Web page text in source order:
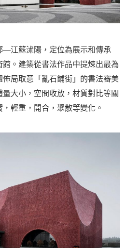
—江蘇沭陽，定位為展示和傳承
館。建築從書法作品中提煉出最為
局取意「亂石鋪街」的書法審美
大小，空間收放，材質對比等關
輕重，開合，聚散等變化。